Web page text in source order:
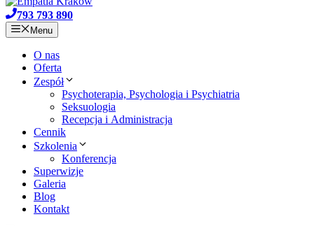
793 793 890
Menu
O nas
Oferta
Zespół
Psychoterapia, Psychologia i Psychiatria
Seksuologia
Recepcja i Administracja
Cennik
Szkolenia
Konferencja
Superwizje
Galeria
Blog
Kontakt